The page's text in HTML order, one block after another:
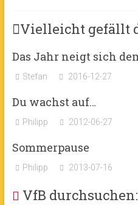
Vielleicht gefällt
Das Jahr neigt sich
Stefan 2016-12-27
Du wachst auf…
Philipp 2012-06-27
Sommerpause
Philipp 2013-07-16
VfB durchsuchen: